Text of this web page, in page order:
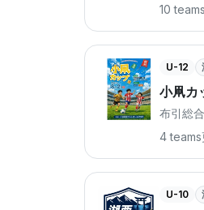
10 teams
U-12
小凧
布引総
4 teams
U-10